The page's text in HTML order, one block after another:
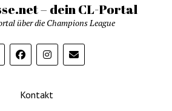
– dein CL-Portal
über die Champions League
Kontakt